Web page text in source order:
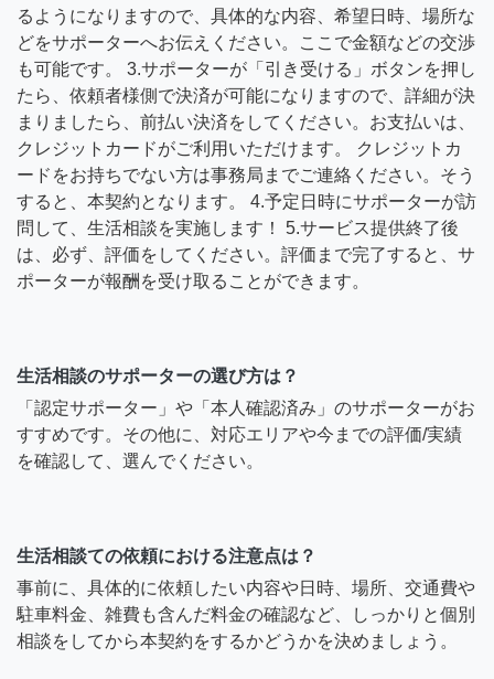
るようになりますので、具体的な内容、希望日時、場所な
どをサポーターへお伝えください。ここで金額などの交渉
も可能です。 3.サポーターが「引き受ける」ボタンを押し
たら、依頼者様側で決済が可能になりますので、詳細が決
まりましたら、前払い決済をしてください。お支払いは、
クレジットカードがご利用いただけます。 クレジットカ
ードをお持ちでない方は事務局までご連絡ください。そう
すると、本契約となります。 4.予定日時にサポーターが訪
問して、生活相談を実施します！ 5.サービス提供終了後
は、必ず、評価をしてください。評価まで完了すると、サ
ポーターが報酬を受け取ることができます。
生活相談のサポーターの選び方は？
「認定サポーター」や「本人確認済み」のサポーターがお
すすめです。その他に、対応エリアや今までの評価/実績
を確認して、選んでください。
生活相談ての依頼における注意点は？
事前に、具体的に依頼したい内容や日時、場所、交通費や
駐車料金、雑費も含んだ料金の確認など、しっかりと個別
相談をしてから本契約をするかどうかを決めましょう。